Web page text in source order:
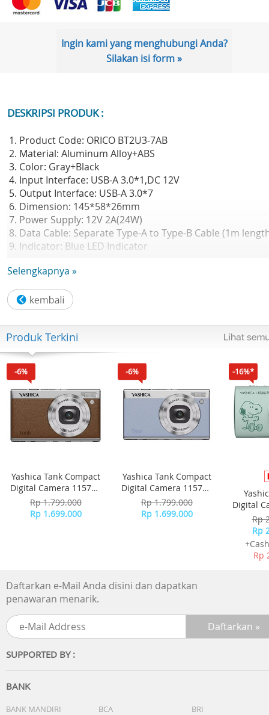
Ingin kami yang menghubungi Anda?
Silakan isi form »
DESKRIPSI PRODUK :
1. Product Code: ORICO BT2U3-7AB
2. Material: Aluminum Alloy+ABS
3. Color: Gray+Black
4. Input Interface: USB-A 3.0*1,DC 12V
5. Output Interface: USB-A 3.0*7
6. Dimension: 145*58*26mm
7. Power Supply: 12V 2A(24W)
8. Data Cable: Separate Type-A to Type-B Cable (1m
9. Indicator: Blue LED Indicator
Selengkapnya »
Produk Terkini
-6%
Yashica Tank Compact
Digital Camera 115755
- Brown
Rp 1.799.000
Rp 1.699.000
-6%
Yashica Tank Compact
Digital Camera 115756
- Sky Blue
Rp 1.799.000
Rp 1.699.000
-16%*
Digital
Rp
Rp
Rp
Daftarkan e-Mail Anda disini dan dapatkan
penawaran menarik.
SUPPORTED BY :
BANK
BANK MANDIRI BCA
BRI